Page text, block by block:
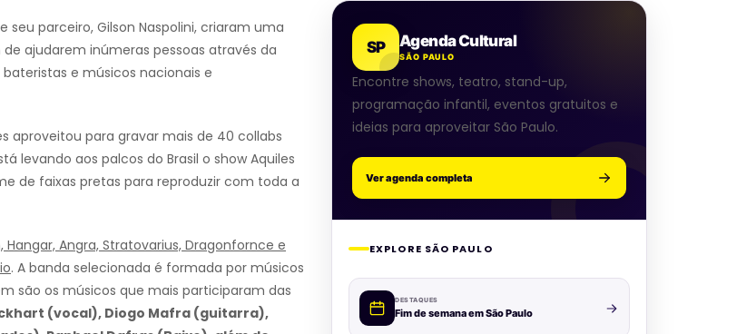
seu parceiro, Gilson Naspolini, criaram uma
ajudarem inúmeras pessoas através da
e músicos nacionais e
aproveitou para gravar mais de 40 collabs
levando aos palcos do Brasil o show Aquiles
de faixas pretas para reproduzir com toda a
Angra, Stratovarius, Dragonfornce e
. A banda selecionada é formada por músicos
são os músicos que mais participaram das
(vocal), Diogo Mafra (guitarra),
SP Agenda Cultural
SÃO PAULO
Encontre shows, teatro, stand-up,
programação infantil, eventos gratuitos e
ideias para aproveitar São Paulo.
Ver agenda completa
EXPLORE SÃO PAULO
DESTAQUES
Fim de semana em São Paulo